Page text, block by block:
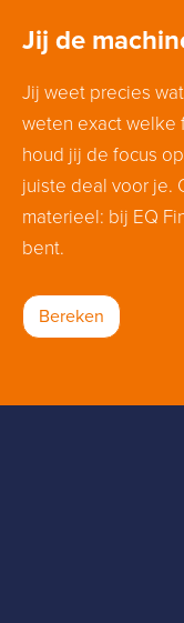
Jij de
Jij weet precies
weten exact welke
houd jij de focus
juiste deal voor je.
materieel: bij EQ
bent.
Bereken